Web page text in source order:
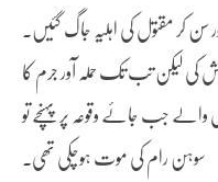
کر مقتول کی اہلیہ جاگ گئیں۔
کی لیکن تب تک حملہ آور جرم کا
جب جائے وقوعہ پر پہنچے تو
سوہن رام کی موت ہوچکی تھی۔